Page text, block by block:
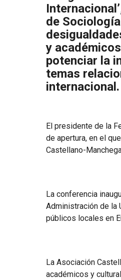
de
y
potenciar la
temas
internacional.
El presidente de la
de apertura, en el
Castellano-
La conferencia
Administración de la
públicos locales en
La Asociación
académicos y